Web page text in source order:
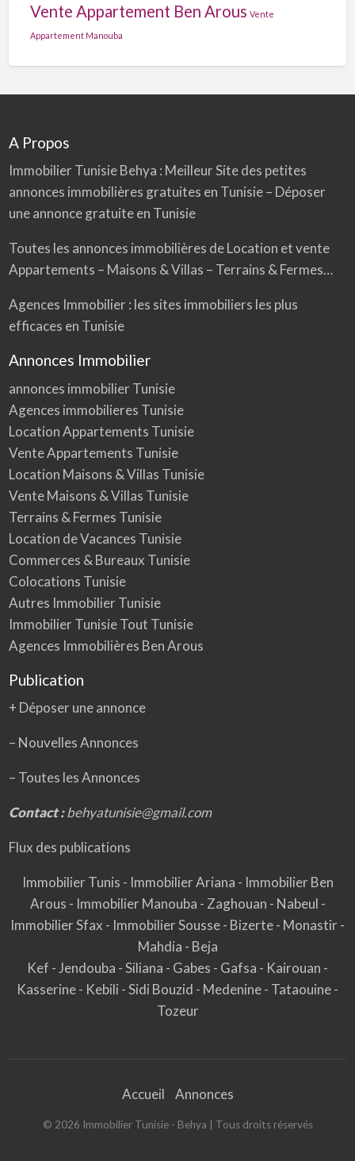
Vente Appartement Ben Arous Vente
Appartement Manouba
A Propos
Immobilier TunisieBehya : Meilleur Site des petites
annonces immobilières gratuites en Tunisie – Déposer
une annonce gratuite en Tunisie
Toutes les annonces immobilières de Location et vente
Appartements – Maisons & Villas – Terrains & Fermes…
Agences Immobilier : les sites immobiliers les plus
efficaces en Tunisie
Annonces Immobilier
annonces immobilier Tunisie
Agences immobilieres Tunisie
Location Appartements Tunisie
Vente Appartements Tunisie
Location Maisons & Villas Tunisie
Vente Maisons & Villas Tunisie
Terrains & Fermes Tunisie
Location de Vacances Tunisie
Commerces & Bureaux Tunisie
Colocations Tunisie
Autres Immobilier Tunisie
Immobilier Tunisie Tout Tunisie
Agences Immobilières Ben Arous
Publication
+ Déposer une annonce
– Nouvelles Annonces
– Toutes les Annonces
Contact : behyatunisie@gmail.com
Flux des publications
Immobilier Tunis - Immobilier Ariana - Immobilier Ben
Arous - Immobilier Manouba - Zaghouan - Nabeul -
Immobilier Sfax - Immobilier Sousse- Bizerte- Monastir-
Mahdia - Beja
Kef -Jendouba -Siliana - Gabes - Gafsa - Kairouan -
Kasserine- Kebili -Sidi Bouzid - Medenine- Tataouine-
Tozeur
Accueil Annonces
© 2026 Immobilier Tunisie - Behya | Tous droits réservés